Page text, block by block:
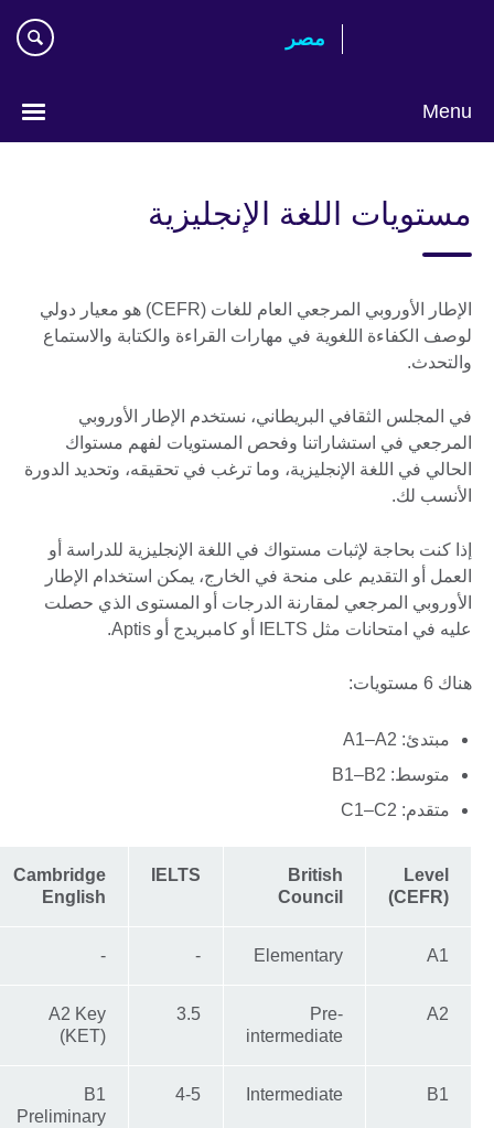
مصر‎
Menu
مستويات اللغة الإنجليزية
الإطار الأوروبي المرجعي العام للغات (CEFR) هو معيار دولي
لوصف الكفاءة اللغوية في مهارات القراءة والكتابة والاستماع
والتحدث.
في المجلس الثقافي البريطاني، نستخدم الإطار الأوروبي
المرجعي في استشاراتنا وفحص المستويات لفهم مستواك
الحالي في اللغة الإنجليزية، وما ترغب في تحقيقه، وتحديد الدورة
الأنسب لك.
إذا كنت بحاجة لإثبات مستواك في اللغة الإنجليزية للدراسة أو
العمل أو التقديم على منحة في الخارج، يمكن استخدام الإطار
الأوروبي المرجعي لمقارنة الدرجات أو المستوى الذي حصلت
عليه في امتحانات مثل IELTS أو كامبريدج أو Aptis.
هناك 6 مستويات:
مبتدئ: A1–A2
متوسط: B1–B2
متقدم: C1–C2
Level
(CEFR)
British
Council
IELTS
Cambridge
English
A1
Elementary
A2
Pre-
intermediate
3.5
A2 Key
(KET)
B1
Intermediate
4-5
B1
Preliminary